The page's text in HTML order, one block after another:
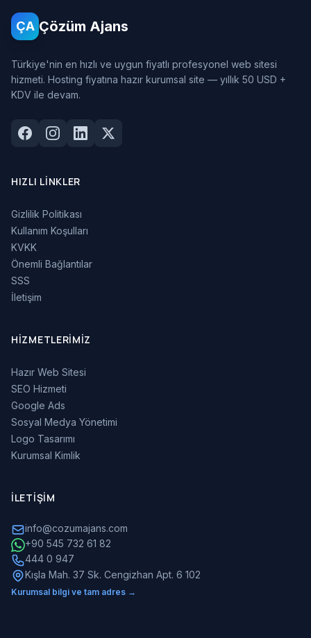
ÇA Çözüm Ajans
Türkiye'nin en hızlı ve uygun fiyatlı profesyonel web sitesi
hizmeti. Hosting fiyatına hazır kurumsal site — yıllık 50 USD +
KDV ile devam.
HIZLI LINKLER
Gizlilik Politikası
Kullanım Koşulları
KVKK
Önemli Bağlantılar
SSS
İletişim
HIZMETLERIMIZ
Hazır Web Sitesi
SEO Hizmeti
Google Ads
Sosyal Medya Yönetimi
Logo Tasarımı
Kurumsal Kimlik
İLETIŞIM
info@cozumajans.com
+90 545 732 61 82
444 0 947
Kışla Mah. 37 Sk. Cengizhan Apt. 6 102
Kurumsal bilgi ve tam adres →